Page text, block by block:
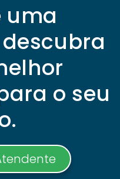
uma
o seu